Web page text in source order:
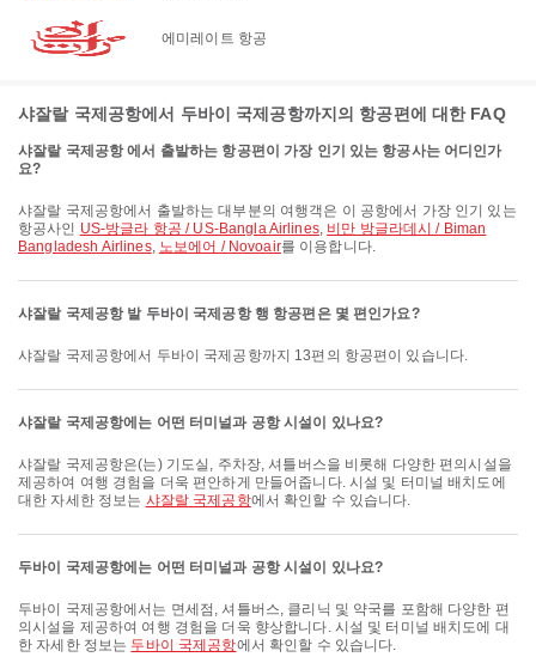
에미레이트 항공
샤잘랄 국제공항에서 두바이 국제공항까지의 항공편에 대한 FAQ
샤잘랄 국제공항 에서 출발하는 항공편이 가장 인기 있는 항공사는 어디인가
요?
샤잘랄 국제공항에서 출발하는 대부분의 여행객은 이 공항에서 가장 인기 있는
항공사인 US-방글라 항공 / US-Bangla Airlines, 비만 방글라데시 / Biman
Bangladesh Airlines, 노보에어 / Novoair를 이용합니다.
샤잘랄 국제공항 발 두바이 국제공항 행 항공편은 몇 편인가요?
샤잘랄 국제공항에서 두바이 국제공항까지 13편의 항공편이 있습니다.
샤잘랄 국제공항에는 어떤 터미널과 공항 시설이 있나요?
샤잘랄 국제공항은(는) 기도실, 주차장, 셔틀버스을 비롯해 다양한 편의시설을
제공하여 여행 경험을 더욱 편안하게 만들어줍니다. 시설 및 터미널 배치도에
대한 자세한 정보는 샤잘랄 국제공항에서 확인할 수 있습니다.
두바이 국제공항에는 어떤 터미널과 공항 시설이 있나요?
두바이 국제공항에서는 면세점, 셔틀버스, 클리닉 및 약국를 포함해 다양한 편
의시설을 제공하여 여행 경험을 더욱 향상합니다. 시설 및 터미널 배치도에 대
한 자세한 정보는 두바이 국제공항에서 확인할 수 있습니다.